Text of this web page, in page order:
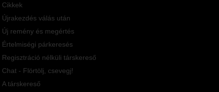
Cikkek
Újrakezdés válás után
Új remény és megértés
Értelmiségi párkeresés
Regisztráció nélküli társkereső
Chat - Flörtölj, csevegj!
A társkereső